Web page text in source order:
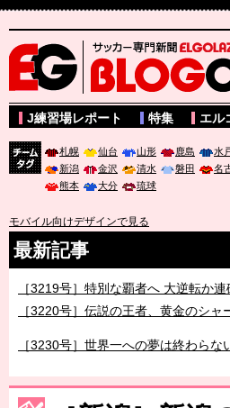
サッカー専門新聞ELGOLAZO web版
J練習場レポート 特集 エル
札幌 仙台 山形 鹿島 水
新潟
金沢 清水 磐田 名
熊本
大分 琉球
モバイル向けデザインで見る
最新記事
［3219号］特別な覇者へ 大逆転か連
［3220号］伝説の王者、黄金のシャ
［3230号］世界一への夢は終わらない
［3223号］一丸。日本出陣